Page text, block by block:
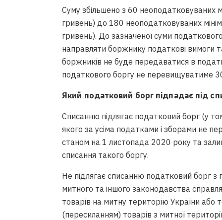
Суму збільшено з 60 неоподатковуваних
гривень) до 180 неоподатковуваних
гривень). До зазначеної суми
направляти боржнику податкові вимоги
боржників не буде передаватися в
податкового боргу не перевищуватиме
Який податковий борг підпадає під
Списанню підлягає податковий борг (у
якого за усіма податками і зборами не
станом на 1 листопада 2020 року та
списання такого боргу.
Не підлягає списанню податковий борг з
митного та іншого законодавства
товарів на митну територію України або
(пересиланням) товарів з митної